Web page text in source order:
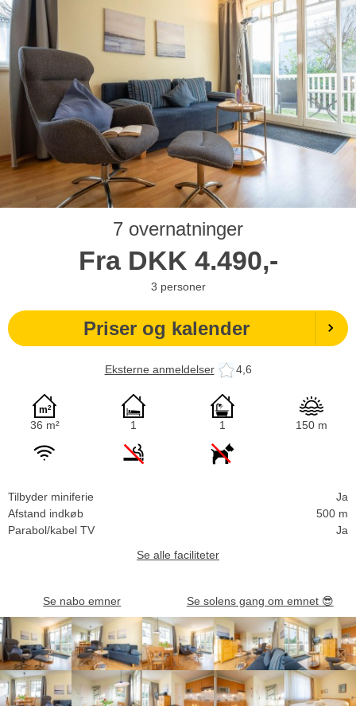
7 overnatninger
Fra DKK 4.490,-
3 personer
Priser og kalender
Eksterne anmeldelser 4,6
36 m² 1 1 150 m
Tilbyder miniferie
Ja
Afstand indkøb
500 m
Parabol/kabel TV
Ja
Se alle faciliteter
Se nabo emner Se solens gang om emnet 😎